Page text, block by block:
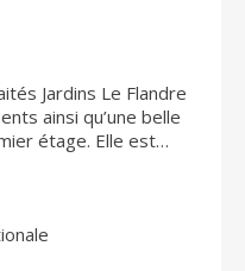
Jardins Le Flandre
ainsi qu’une belle
étage. Elle est
évolution près
trouve à proximité de
amicale entre
résidence